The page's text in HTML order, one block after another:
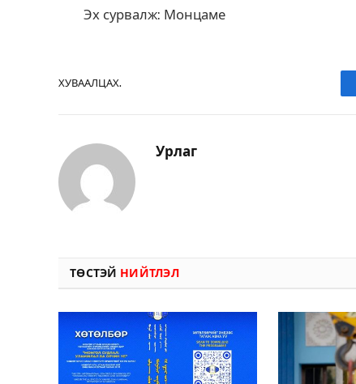
Эх сурвалж: Монцаме
ХУВААЛЦАХ.
Урлаг
ТӨСТЭЙ НИЙТЛЭЛ